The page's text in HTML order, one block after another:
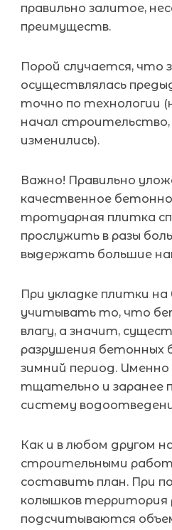
правильно залитое,
преимуществ.
Порой случается, что
осуществлялась
точно по технологии
начал строительство,
изменились).
Важно! Правильно
качественное
тротуарная плитка
прослужить в разы
выдержать большие
При укладке плитки
учитывать то, что
влагу, а значит,
разрушения бетонных
зимний период.
тщательно и заранее
систему
Как и в любом другом
строительными
составить план. При
колышков территория
подсчитываются